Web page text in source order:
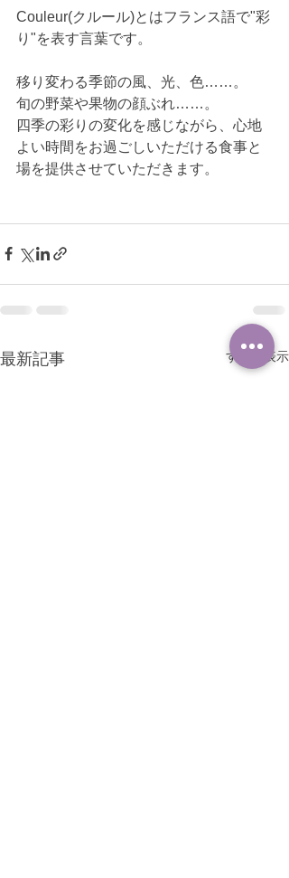
Couleur(クルール)とはフランス語で"彩
り"を表す言葉です。
移り変わる季節の風、光、色……。
旬の野菜や果物の顔ぶれ……。
四季の彩りの変化を感じながら、心地
よい時間をお過ごしいただける食事と
場を提供させていただきます。
最新記事 すべて表示